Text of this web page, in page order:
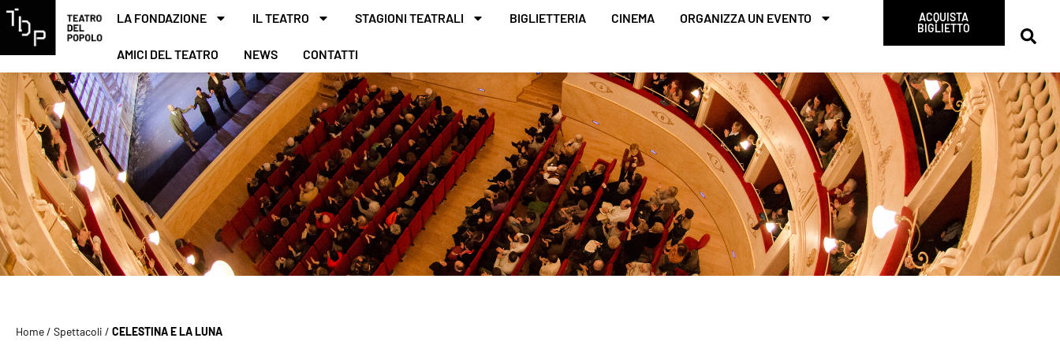
LA FONDAZIONE IL TEATRO STAGIONI TEATRALI BIGLIETTERIA CINEMA ORGANIZZA UN EVENTO
AMICI DEL TEATRO NEWS CONTATTI
ACQUISTA
BIGLIETTO
Home/ Spettacoli / CELESTINA E LA LUNA